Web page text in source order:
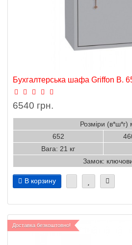
Бухгалтерська шафа Griffon B.
6540 грн.
Розміри (в*ш*г)
652
Вага: 21 кг
Замок:
В корзину
Доставка безкоштовно!